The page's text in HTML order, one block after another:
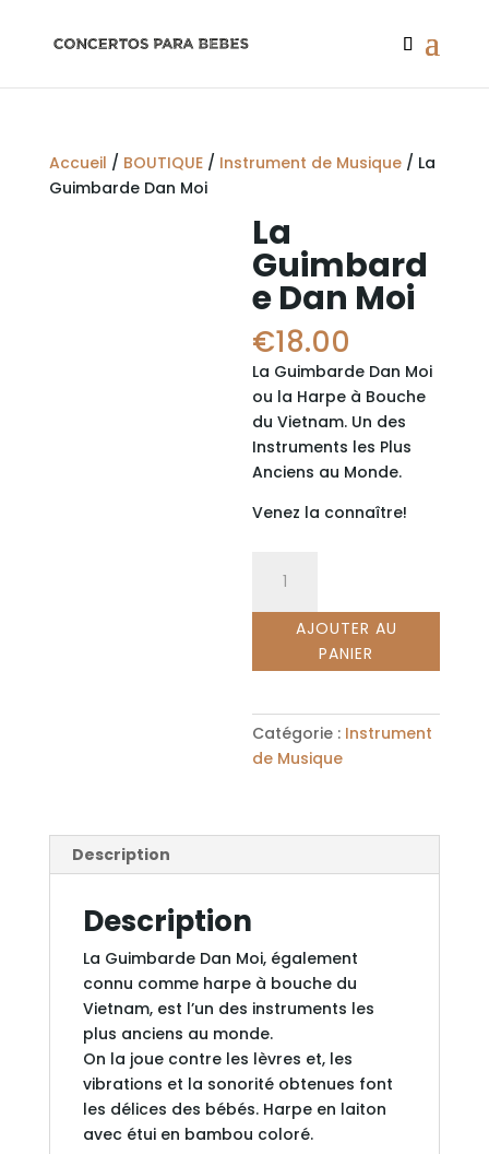
Accueil / BOUTIQUE/ Instrument de Musique/ La
Guimbarde Dan Moi
La
Guimbard
e Dan Moi
€18.00
La Guimbarde Dan Moi
ou la Harpe à Bouche
du Vietnam. Un des
Instruments les Plus
Anciens au Monde.
Venez la connaître!
La
Guimbarde
AJOUTER AU
PANIER
Catégorie : Instrument
de Musique
Description
Description
La Guimbarde Dan Moi, également
connu comme harpe à bouche du
Vietnam, est l’un des instruments les
plus anciens au monde.
On la joue contre les lèvres et, les
vibrations et la sonorité obtenues font
les délices des bébés. Harpe en laiton
avec étui en bambou coloré.